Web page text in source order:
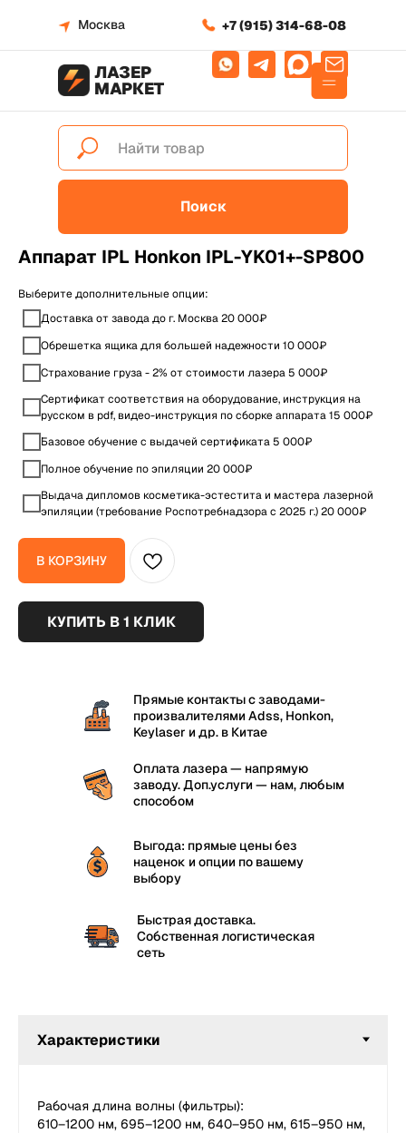
Поиск
ЛАЗЕР
МАРКЕТ
Москва +7 (915) 314-68-08
Аппарат IPL Honkon IPL-YK01+-SP800
Выберите дополнительные опции:
Доставка от завода до г. Москва 20 000₽
Обрешетка ящика для большей надежности 10 000₽
Страхование груза - 2% от стоимости лазера 5 000₽
Сертификат соответствия на оборудование, инструкция на
русском в pdf, видео-инструкция по сборке аппарата 15 000₽
Базовое обучение с выдачей сертификата 5 000₽
Полное обучение по эпиляции 20 000₽
Выдача дипломов косметика-эстестита и мастера лазерной
эпиляции (требование Роспотребнадзора с 2025 г.) 20 000₽
В КОРЗИНУ
КУПИТЬ В 1 КЛИК
Быстрая доставка.
Собственная логистическая
сеть
Выгода: прямые цены без
наценок и опции по вашему
выбору
Оплата лазера — напрямую
заводу. Доп.услуги — нам, любым
способом
Прямые контакты с заводами-
произвалителями Аdss, Honkon,
Keylaser и др. в Китае
Рабочая длина волны (фильтры):
610–1200 нм, 695–1200 нм, 640–950 нм, 615–950 нм,